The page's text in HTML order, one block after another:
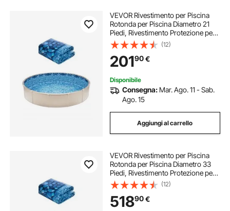
VEVOR Rivestimento per Piscina
Rotonda per Piscina Diametro 21
Piedi, Rivestimento Protezione per
Pareti di Piscine Fuori Terra 52
Pollici Stile Duobead, Rivestimento
Piscina in Materiale Vinile
(12)
20190€
Disponibile
Consegna: Mar. Ago. 11 - Sab.
Ago. 15
Aggiungi al carrello
VEVOR Rivestimento per Piscina
Rotonda per Piscina Diametro 33
Piedi, Rivestimento Protezione per
Pareti di Piscine Fuori Terra 52
Pollici Stile Duobead, Rivestimento
Piscina in Materiale Vinile
(12)
51890€